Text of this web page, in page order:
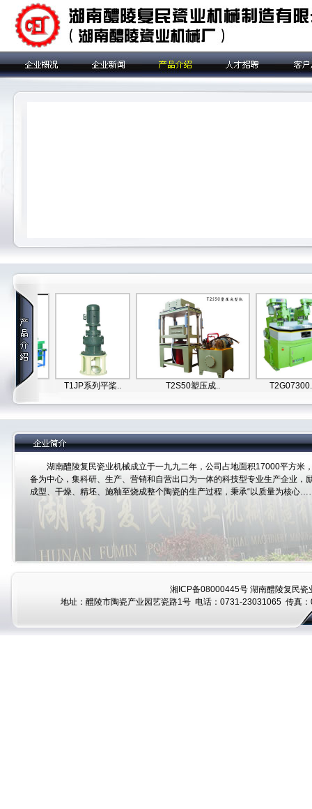
线.. T1JP系列平桨.. T2S50塑压成.. T2G07300..
湖南醴陵复民瓷业机械成立于一九九二年，公司占地面积17000平方米
备为中心，集科研、生产、营销和自营出口为一体的科技型专业生产企业，
成型、干燥、精坯、施釉至烧成整个陶瓷的生产过程，秉承“以质量为核心
湘ICP备08000445号湖南醴陵复民瓷
地址：醴陵市陶瓷产业园艺瓷路1号 电话：0731-23031065 传真